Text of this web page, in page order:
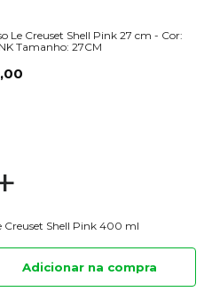
Le Creuset Shell Pink 27 cm - Cor:
Tamanho: 27CM
Creuset Shell Pink 400 ml
Adicionar na compra